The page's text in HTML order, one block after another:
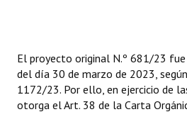
El proyecto original N.º 681/23
del día 30 de marzo de 2023,
1172/23. Por ello, en ejercicio de
otorga el Art. 38 de la Carta